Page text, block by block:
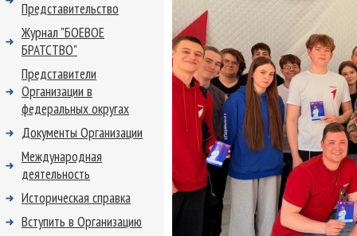
Представительство
Журнал "БОЕВОЕ
БРАТСТВО"
Представители
Организации в
федеральных округах
Документы Организации
Международная
деятельность
Историческая справка
Вступить в Организацию